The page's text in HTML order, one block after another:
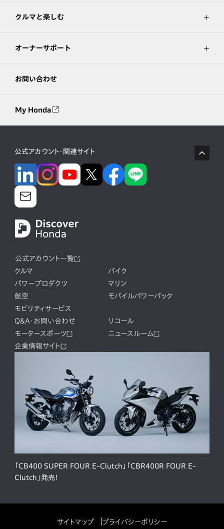
クルマと楽しむ
オーナーサポート
お問い合わせ
My Honda
公式アカウント・関連サイト
公式アカウント一覧
クルマ
バイク
パワープロダクツ
マリン
航空
モバイルパワーパック
モビリティサービス
Q&A・お問い合わせ
リコール
モータースポーツ
ニュースルーム
企業情報サイト
「CB400 SUPER FOUR E-Clutch」「CBR400R FOUR E-
Clutch」発売！
サイトマップ プライバシーポリシー